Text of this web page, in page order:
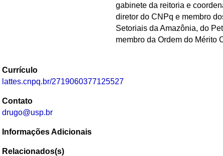
gabinete da reitoria e
diretor do CNPq e membro
Setoriais da Amazônia, do
membro da Ordem do Mérito
Currículo
lattes.cnpq.br/2719060377125527
Contato
drugo@usp.br
Informações Adicionais
Relacionados(s)